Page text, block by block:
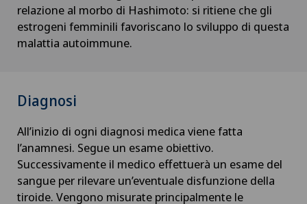
Collegare la psicologia
Coloproctologia
Consulenza nutrizionale
Consulti oculistici
relazione al morbo di Hashimoto: si ritiene che gli
estrogeni femminili favoriscano lo sviluppo di questa
malattia autoimmune.
Diagnosi
All’inizio di ogni diagnosi medica viene fatta
l’anamnesi. Segue un esame obiettivo.
Successivamente il medico effettuerà un esame del
sangue per rilevare un’eventuale disfunzione della
tiroide. Vengono misurate principalmente le